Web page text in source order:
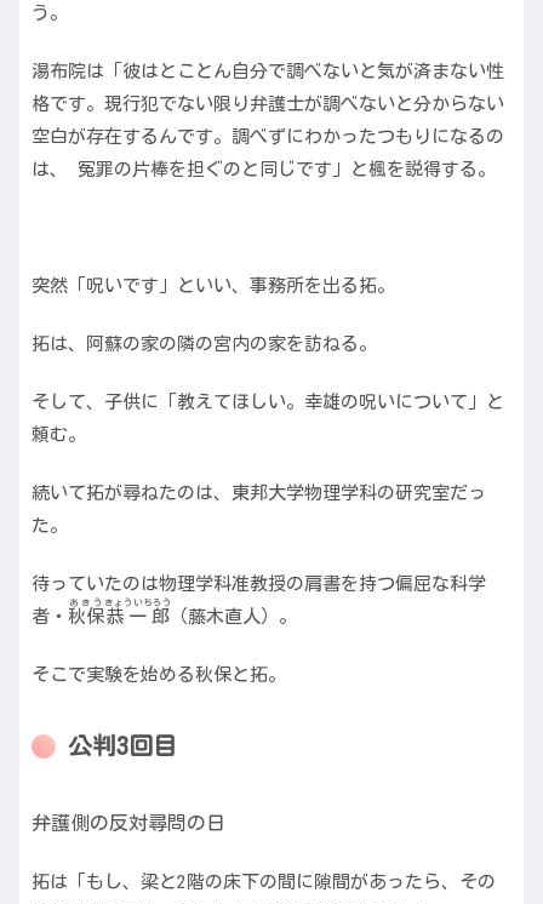
う。
湯布院は「彼はとことん自分で調べないと気が済まない性
格です。現行犯でない限り弁護士が調べないと分からない
空白が存在するんです。調べずにわかったつもりになるの
は、 冤罪の片棒を担ぐのと同じです」と楓を説得する。
突然「呪いです」といい、事務所を出る拓。
拓は、阿蘇の家の隣の宮内の家を訪ねる。
そして、子供に「教えてほしい。幸雄の呪いについて」と
頼む。
続いて拓が尋ねたのは、東邦大学物理学科の研究室だっ
た。
待っていたのは物理学科准教授の肩書を持つ偏屈な科学
者・ 秋保
あきう
恭一郎
きょういちろう
（藤木直人） 。
そこで実験を始める秋保と拓。
公判3回目
弁護側の反対尋問の日
拓は「もし、梁と2階の床下の間に隙間があったら、その